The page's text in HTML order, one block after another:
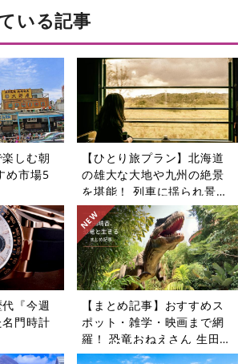
いる記事
しむ朝
め市場5
【ひとり旅プラン】北海道
の雄大な大地や九州の絶景
を堪能！ 列車に揺られ景色
を楽しむ旅5選
代『今週
門時計
【まとめ記事】おすすめス
ポット・雑学・映画まで網
羅！ 恐竜おねえさん 生田晴
香の恐竜コラム9選